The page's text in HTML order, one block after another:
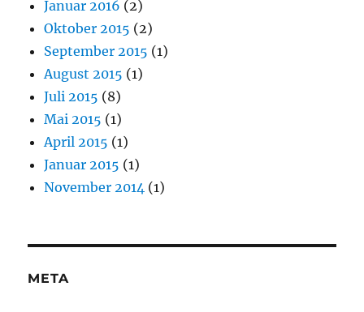
Januar 2016 (2)
Oktober 2015 (2)
September 2015 (1)
August 2015 (1)
Juli 2015 (8)
Mai 2015 (1)
April 2015 (1)
Januar 2015 (1)
November 2014 (1)
META